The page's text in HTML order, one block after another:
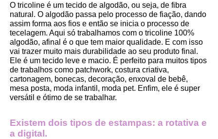
O tricoline é um tecido de algodão, ou seja, de fibra
natural. O algodão passa pelo processo de fiação, dando
assim forma aos fios e então se inicia o processo de
tecelagem. Aqui só trabalhamos com o tricoline 100%
algodão, afinal é o que tem maior qualidade. E com isso
vai trazer muito mais durabilidade ao seu produto final.
Ele é um tecido leve e macio. É perfeito para muitos tipos
de trabalhos como patchwork, costura criativa,
cartonagem, bonecas, decoração, enxoval de bebê,
mesa posta, moda infantil, moda pet. Enfim, ele é super
versátil e ótimo de se trabalhar.
Existem dois tipos de estampas: a rotativa e
a digital.